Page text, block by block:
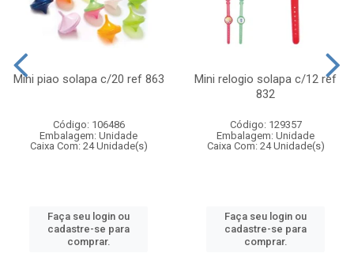
Mini piao solapa c/20 ref 863
Código: 106486
Embalagem: Unidade
Caixa Com: 24 Unidade(s)
Faça seu login ou
cadastre-se para
comprar.
Mini relogio solapa c/12 ref
832
Código: 129357
Embalagem: Unidade
Caixa Com: 24 Unidade(s)
Faça seu login ou
cadastre-se para
comprar.